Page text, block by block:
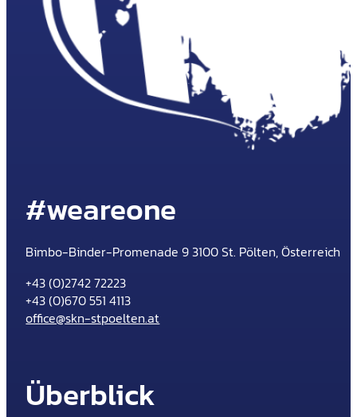
#weareone
Bimbo-Binder-Promenade 9 3100 St. Pölten, Österreich
+43 (0)2742 72223
+43 (0)670 551 4113
office@skn-stpoelten.at
Überblick